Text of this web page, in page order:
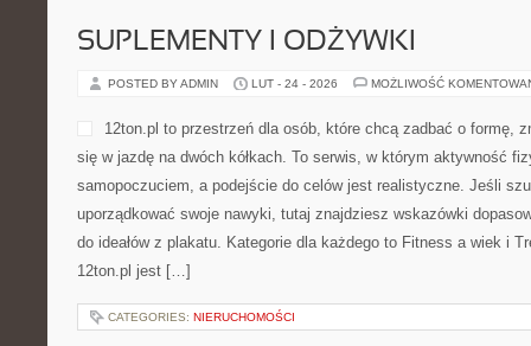
POSTED BY ADMIN LUT - 24 - 2026 MOŻLIWOŚĆ
12ton.pl to przestrzeń dla
formę, zmienić sylwetkę
dwóch kółkach. To
podejście do celów jest
konkretów albo chcesz